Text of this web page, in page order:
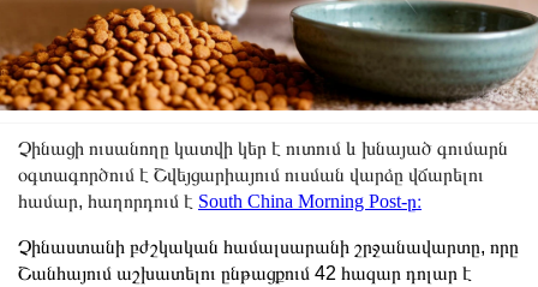
Չինացի ուսանողը կատվի կեր է ուտում և խնայած գումարն
օգտագործում է Շվեյցարիայում ուսման վարձը վճարելու
համար, հաղորդում է South China Morning Post-ը։
Չինաստանի բժշկական համալսարանի շրջանավարտը, որը
Շանհայում աշխատելու ընթացքում 42 հազար դոլար է